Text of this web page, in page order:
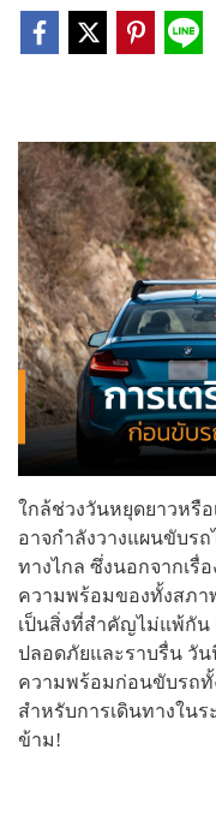
ใกล้ช่วงวันหยุดยาวหรื
อาจกำลังวางแผนขับรถ
ทางไกล ซึ่งนอกจากเรื่
ความพร้อมของทั้งสภา
เป็นสิ่งที่สำคัญไม่แพ้กัน
ปลอดภัยและราบรื่น วัน
ความพร้อมก่อนขับรถ
สำหรับการเดินทางใน
ข้าม!